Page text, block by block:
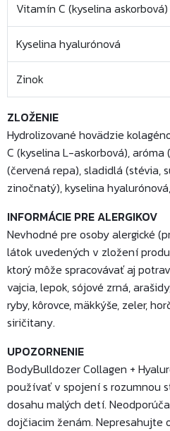
Vitamín C (kyselina askorbová)
Kyselina hyalurónová
Zinok
ZLOŽENIE
Hydrolizované hovädzie
C (kyselina L-askorbová), aróma
(červená repa), sladidlá (stévia,
zinočnatý), kyselina
INFORMÁCIE PRE ALERGIKOV
Nevhodné pre osoby alergické
látok uvedených v zložení
ktorý môže spracovávať aj
vajcia, lepok, sójové zrná,
ryby, kôrovce, mäkkýše, zeler,
siričitany.
UPOZORNENIE
BodyBulldozer Collagen +
používať v spojení s rozumnou
dosahu malých detí.
dojčiacim ženám. Nepresahujte